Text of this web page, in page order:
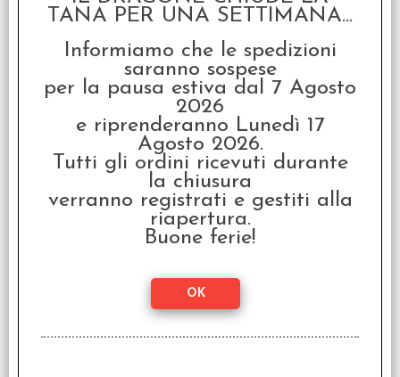
Set 36D6 Speckled -
Crepuscolo
€ 8,99
€ 7,19
TANA PER UNA SETTIMANA...
Informiamo che le spedizioni
saranno sospese
per la pausa estiva dal 7 Agosto
2026
e riprenderanno Lunedì 17
Agosto 2026.
Tutti gli ordini ricevuti durante
la chiusura
verranno registrati e gestiti alla
riapertura.
Buone ferie!